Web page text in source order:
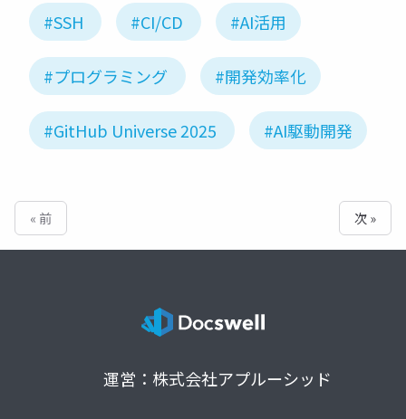
#SSH #CI/CD #AI活用
#プログラミング #開発効率化
#GitHub Universe 2025 #AI駆動開発
« 前 次 »
運営：株式会社アプルーシッド